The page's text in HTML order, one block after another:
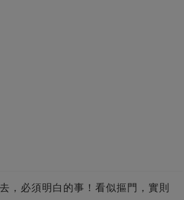
，必須明白的事！​看似摳門，實則